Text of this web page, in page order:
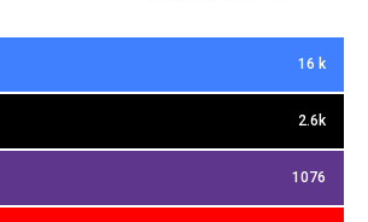
16 k
2.6k
1076